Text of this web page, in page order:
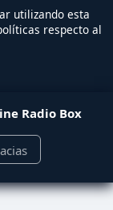
utilizando esta
respecto al
Radio Box